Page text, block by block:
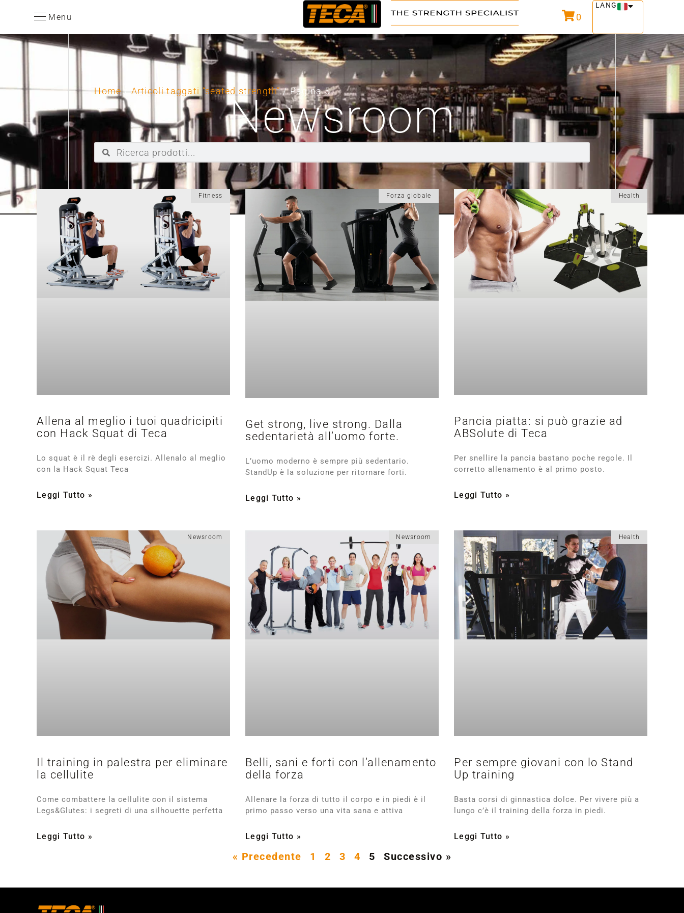
Menu 0
LANG
Home/Articoli taggati “seated strength”/ Pagina 5
Newsroom
Fitness
Allena al meglio i tuoi quadricipiti
con Hack Squat di Teca
Lo squat è il rè degli esercizi. Allenalo al meglio
con la Hack Squat Teca
Leggi Tutto »
Forza globale
Get strong, live strong. Dalla
sedentarietà all’uomo forte.
L’uomo moderno è sempre più sedentario.
StandUp è la soluzione per ritornare forti.
Leggi Tutto »
Health
Pancia piatta: si può grazie ad
ABSolute di Teca
Per snellire la pancia bastano poche regole. Il
corretto allenamento è al primo posto.
Leggi Tutto »
Newsroom
Il training in palestra per eliminare
la cellulite
Come combattere la cellulite con il sistema
Legs&Glutes: i segreti di una silhouette perfetta
Leggi Tutto »
Newsroom
Belli, sani e forti con l’allenamento
della forza
Allenare la forza di tutto il corpo e in piedi è il
primo passo verso una vita sana e attiva
Leggi Tutto »
Health
Per sempre giovani con lo Stand
Up training
Basta corsi di ginnastica dolce. Per vivere più a
lungo c’è il training della forza in piedi.
Leggi Tutto »
« Precedente 1 2 3 4 5 Successivo »